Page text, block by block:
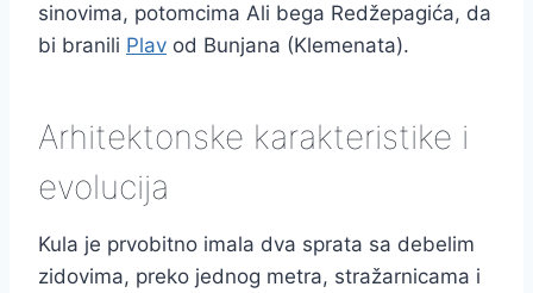
sinovima, potomcima Ali bega Redžepagića, da
bi branili Plav od Bunjana (Klemenata).
Arhitektonske karakteristike i
evolucija
Kula je prvobitno imala dva sprata sa debelim
zidovima, preko jednog metra, stražarnicama i